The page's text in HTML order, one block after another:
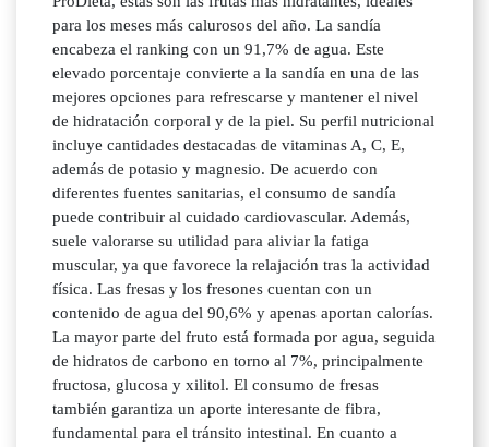
para los meses más calurosos del año. La sandía
encabeza el ranking con un 91,7% de agua. Este
elevado porcentaje convierte a la sandía en una de las
mejores opciones para refrescarse y mantener el nivel
de hidratación corporal y de la piel. Su perfil nutricional
incluye cantidades destacadas de vitaminas A, C, E,
además de potasio y magnesio. De acuerdo con
diferentes fuentes sanitarias, el consumo de sandía
puede contribuir al cuidado cardiovascular. Además,
suele valorarse su utilidad para aliviar la fatiga
muscular, ya que favorece la relajación tras la actividad
física. Las fresas y los fresones cuentan con un
contenido de agua del 90,6% y apenas aportan calorías.
La mayor parte del fruto está formada por agua, seguida
de hidratos de carbono en torno al 7%, principalmente
fructosa, glucosa y xilitol. El consumo de fresas
también garantiza un aporte interesante de fibra,
fundamental para el tránsito intestinal. En cuanto a